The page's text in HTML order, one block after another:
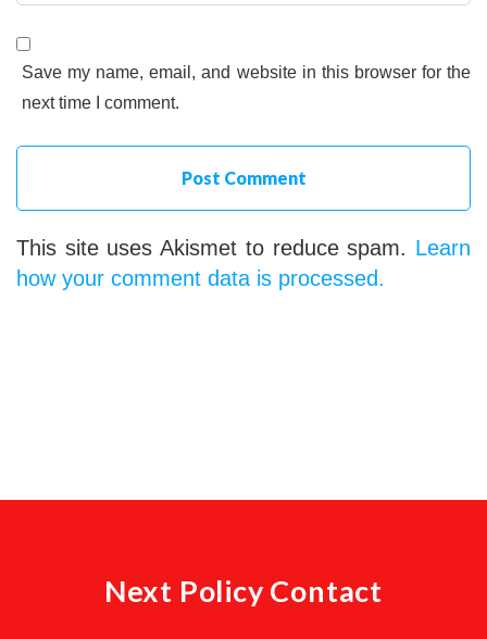
Save my name, email, and website in this browser for the
next time I comment.
This site uses Akismet to reduce spam. Learn
how your comment data is processed.
Next Policy Contact